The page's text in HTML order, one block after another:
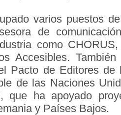
varios puestos
de
como
Accesibles.
Pacto de Editores de
de las Naciones
que ha apoyado
y Países Bajos.